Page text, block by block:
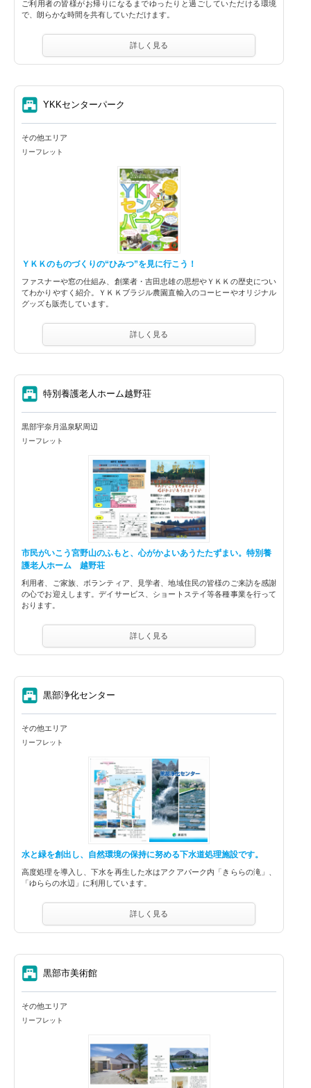
ご利用者の皆様がお帰りになるまでゆったりと過ごしていただける環境
で、朗らかな時間を共有していただけます。
詳しく見る
⑦ YKKセンターパーク
その他エリア
リーフレット
ＹＫＫのものづくりの“ひみつ”を見に行こう！
ファスナーや窓の仕組み、創業者・吉田忠雄の思想やＹＫＫの歴史につい
てわかりやすく紹介。ＹＫＫブラジル農園直輸入のコーヒーやオリジナル
グッズも販売しています。
詳しく見る
⑦ 特別養護老人ホーム越野荘
黒部宇奈月温泉駅周辺
リーフレット
市民がいこう宮野山のふもと、心がかよいあうたたずまい。特別養
護老人ホーム 越野荘
利用者、ご家族、ボランティア、見学者、地域住民の皆様のご来訪を感謝
の心でお迎えします。デイサービス、ショートステイ等各種事業を行って
おります。
詳しく見る
⑦ 黒部浄化センター
その他エリア
リーフレット
水と緑を創出し、自然環境の保持に努める下水道処理施設です。
高度処理を導入し、下水を再生した水はアクアパーク内「きららの滝」、
「ゆららの水辺」に利用しています。
詳しく見る
⑦ 黒部市美術館
その他エリア
リーフレット